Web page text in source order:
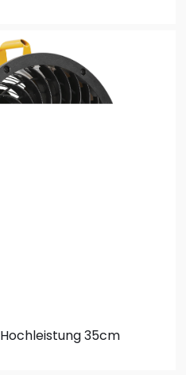
Hochleistung 35cm